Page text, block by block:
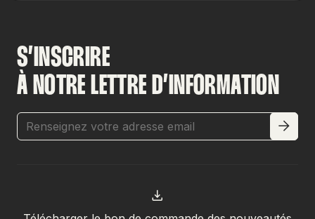
S’INSCRIRE
À NOTRE LETTRE D’INFORMATION